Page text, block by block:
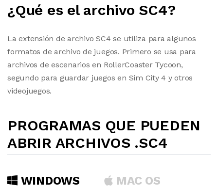
¿Qué es el archivo SC4?
La extensión de archivo SC4 se utiliza para algunos
formatos de archivo de juegos. Primero se usa para
archivos de escenarios en RollerCoaster Tycoon,
segundo para guardar juegos en Sim City 4 y otros
videojuegos.
PROGRAMAS QUE PUEDEN
ABRIR ARCHIVOS .SC4
WINDOWS MAC OS